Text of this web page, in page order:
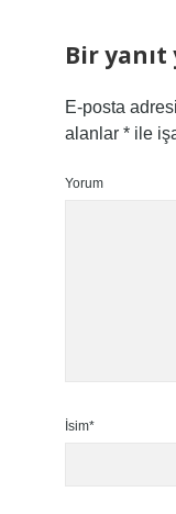
Bir yanıt
E-posta
alanlar *ile
Yorum
İsim*